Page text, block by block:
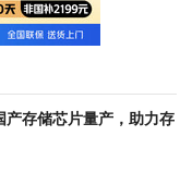
存储芯片量产，助力存